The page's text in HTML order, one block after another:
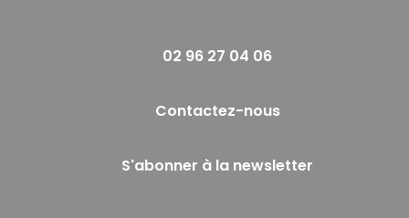
02 96 27 04 06
Contactez-nous
S'abonner à la newsletter